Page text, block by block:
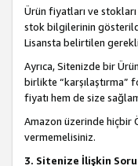
Ürün fiyatları ve
stok bilgilerinin
Lisansta belirtilen
Ayrıca, Sitenizde bir
birlikte “karşılaştırma”
fiyatı hem de size
Amazon üzerinde hiçbir
vermemelisiniz.
3. Sitenize İlişkin